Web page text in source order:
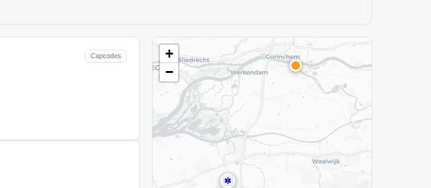
Capcodes
+
−